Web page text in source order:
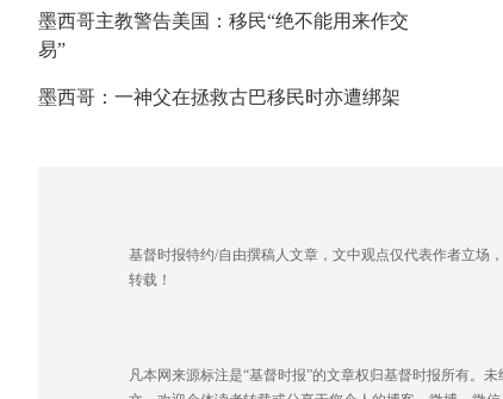
墨西哥主教警告美国：移民“绝不能用来作交
易”
墨西哥：一神父在拯救古巴移民时亦遭绑架
基督时报特约/自由撰稿人文章，文中观点仅代表作者立场
转载！
凡本网来源标注是“基督时报”的文章权归基督时报所有。